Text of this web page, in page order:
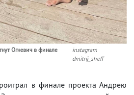
Огневич в финале
instagram
dmitrij_sheff
в финале проекта Андрею